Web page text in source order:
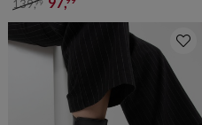
139,99